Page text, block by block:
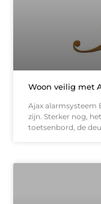
Woon veilig met
Ajax alarmsysteem
zijn. Sterker nog,
toetsenbord, de